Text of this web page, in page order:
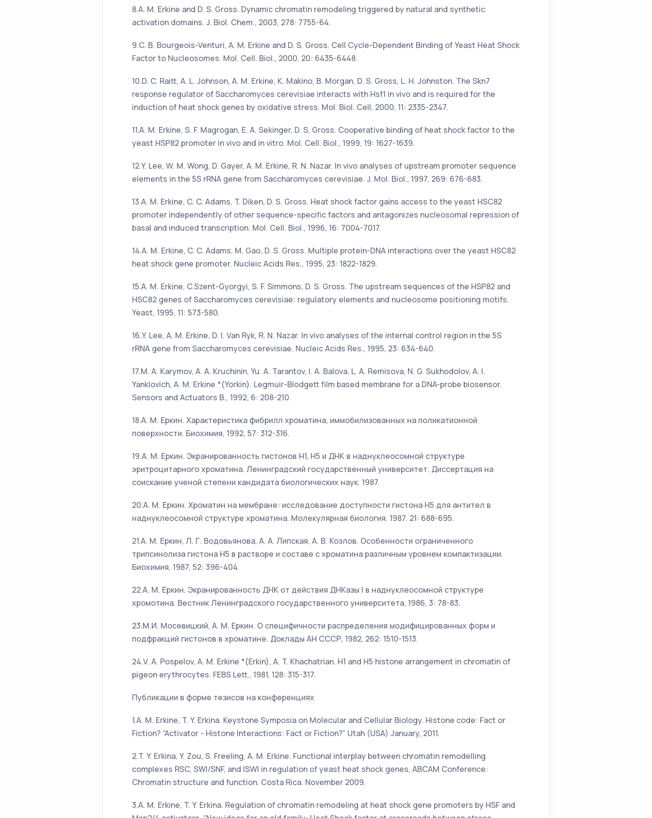
8.A. M. Erkine and D. S. Gross. Dynamic chromatin remodeling triggered by natural and synthetic
activation domains. J. Biol. Chem., 2003, 278: 7755-64.
9.C. B. Bourgeois-Venturi, A. M. Erkine and D. S. Gross. Cell Cycle-Dependent Binding of Yeast Heat Shock
Factor to Nucleosomes. Mol. Cell. Biol., 2000, 20: 6435-6448.
10.D. C. Raitt, A. L. Johnson, A. M. Erkine, K. Makino, B. Morgan, D. S. Gross, L. H. Johnston. The Skn7
response regulator of Saccharomyces cerevisiae interacts with Hsf1 in vivo and is required for the
induction of heat shock genes by oxidative stress. Mol. Biol. Cell, 2000, 11: 2335-2347.
11.A. M. Erkine, S. F. Magrogan, E. A. Sekinger, D. S. Gross. Cooperative binding of heat shock factor to the
yeast HSP82 promoter in vivo and in vitro. Mol. Cell. Biol., 1999, 19: 1627-1639.
12.Y. Lee, W. M. Wong, D. Gayer, A. M. Erkine, R. N. Nazar. In vivo analyses of upstream promoter sequence
elements in the 5S rRNA gene from Saccharomyces cerevisiae. J. Mol. Biol., 1997, 269: 676-683.
13.A. M. Erkine, C. C. Adams, T. Diken, D. S. Gross. Heat shock factor gains access to the yeast HSC82
promoter independently of other sequence-specific factors and antagonizes nucleosomal repression of
basal and induced transcription. Mol. Cell. Biol., 1996, 16: 7004-7017.
14.A. M. Erkine, C. C. Adams, M. Gao, D. S. Gross. Multiple protein-DNA interactions over the yeast HSC82
heat shock gene promoter. Nucleic Acids Res., 1995, 23: 1822-1829.
15.A. M. Erkine, C.Szent-Gyorgyi, S. F. Simmons, D. S. Gross. The upstream sequences of the HSP82 and
HSC82 genes of Saccharomyces cerevisiae: regulatory elements and nucleosome positioning motifs.
Yeast, 1995, 11: 573-580.
16.Y. Lee, A. M. Erkine, D. I. Van Ryk, R. N. Nazar. In vivo analyses of the internal control region in the 5S
rRNA gene from Saccharomyces cerevisiae. Nucleic Acids Res., 1995, 23: 634-640.
17.M. A. Karymov, A. A. Kruchinin, Yu. A. Tarantov, I. A. Balova, L. A. Remisova, N. G. Sukhodolov, A. I.
Yanklovich, A. M. Erkine *(Yorkin). Legmuir-Blodgett film based membrane for a DNA-probe biosensor.
Sensors and Actuators B., 1992, 6: 208-210.
18.А. М. Еркин. Характеристика фибрилл хроматина, иммобилизованных на поликатионной
поверхности. Биохимия, 1992, 57: 312-316.
19.А. М. Еркин. Экранированность гистонов Н1, Н5 и ДНК в наднуклеосомной структуре
эритроцитарного хроматина. Ленинградский государственный университет. Диссертация на
соискание ученой степени кандидата биологических наук. 1987.
20.А. М. Еркин. Хроматин на мембране: исследование доступности гистона H5 для антител в
наднуклеосомной структуре хроматина. Молекулярная биология. 1987. 21: 688-695.
21.А. М. Еркин, Л. Г. Водовьянова, А. А. Липская, А. В. Козлов. Особенности ограниченного
трипсинолиза гистона H5 в растворе и составе с хроматина различным уровнем компактизации.
Биохимия, 1987, 52: 396-404.
22.А. М. Еркин. Экранированность ДНК от действия ДНКазы I в наднуклеосомной структуре
хромотина. Вестник Ленинградского государственного университета, 1986, 3: 78-83.
23.М.И. Мосевицкий, А. М. Еркин. О специфичности распределения модифицированных форм и
подфракций гистонов в хроматине. Доклады АН СССР, 1982, 262: 1510-1513.
24.V. A. Pospelov, A. M. Erkine *(Erkin), A. T. Khachatrian. H1 and H5 histone arrangement in chromatin of
pigeon erythrocytes. FEBS Lett., 1981, 128: 315-317.
Публикации в форме тезисов на конференциях
1.A. M. Erkine, T. Y. Erkina. Keystone Symposia on Molecular and Cellular Biology. Histone code: Fact or
Fiction? “Activator - Histone Interactions: Fact or Fiction?” Utah (USA) January, 2011.
2.T. Y. Erkina, Y. Zou, S. Freeling, A. M. Erkine. Functional interplay between chromatin remodelling
complexes RSC, SWI/SNF, and ISWI in regulation of yeast heat shock genes, ABCAM Conference:
Chromatin structure and function. Costa Rica. November 2009.
3.A. M. Erkine, T. Y. Erkina. Regulation of chromatin remodeling at heat shock gene promoters by HSF and